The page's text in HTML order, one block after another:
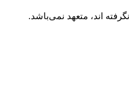
اند، متعهد نمی‌باشد.